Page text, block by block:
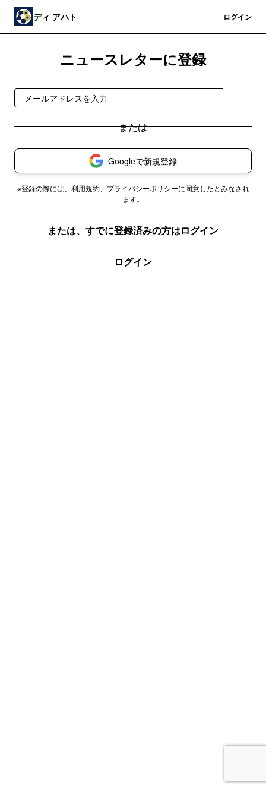
ディ アハト ログイン
ニュースレターに登録
Googleで新規登録
※登録の際には、 利用規約、 プライバシーポリシーに同意したとみなされ
ます。
または、すでに登録済みの方はログイン
ログイン